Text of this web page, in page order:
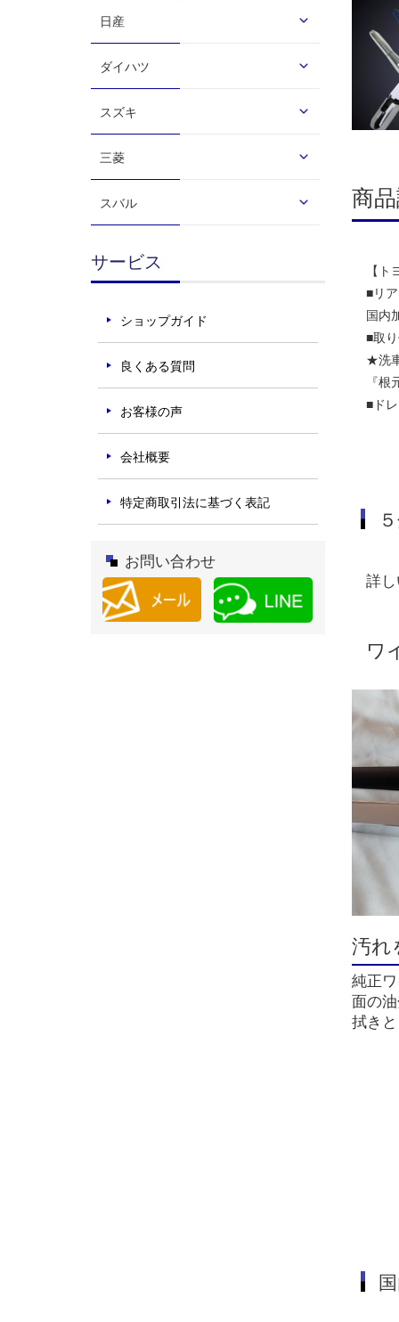
商
【
■リ
国内
■取
★洗
『
■ド
詳
ワ
汚れ
純正
面の
拭き
日産
ダイハツ
スズキ
三菱
スバル
サービス
ショップガイド
良くある質問
お客様の声
会社概要
特定商取引法に基づく表記
お問い合わせ